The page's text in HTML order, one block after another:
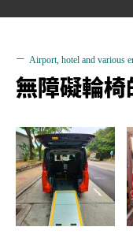
Airport, hotel and various
無障礙輪